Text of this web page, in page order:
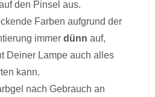
den Pinsel aus.
Farben aufgrund der
immer dünn auf,
Deiner Lampe auch alles
kann.
nach Gebrauch an